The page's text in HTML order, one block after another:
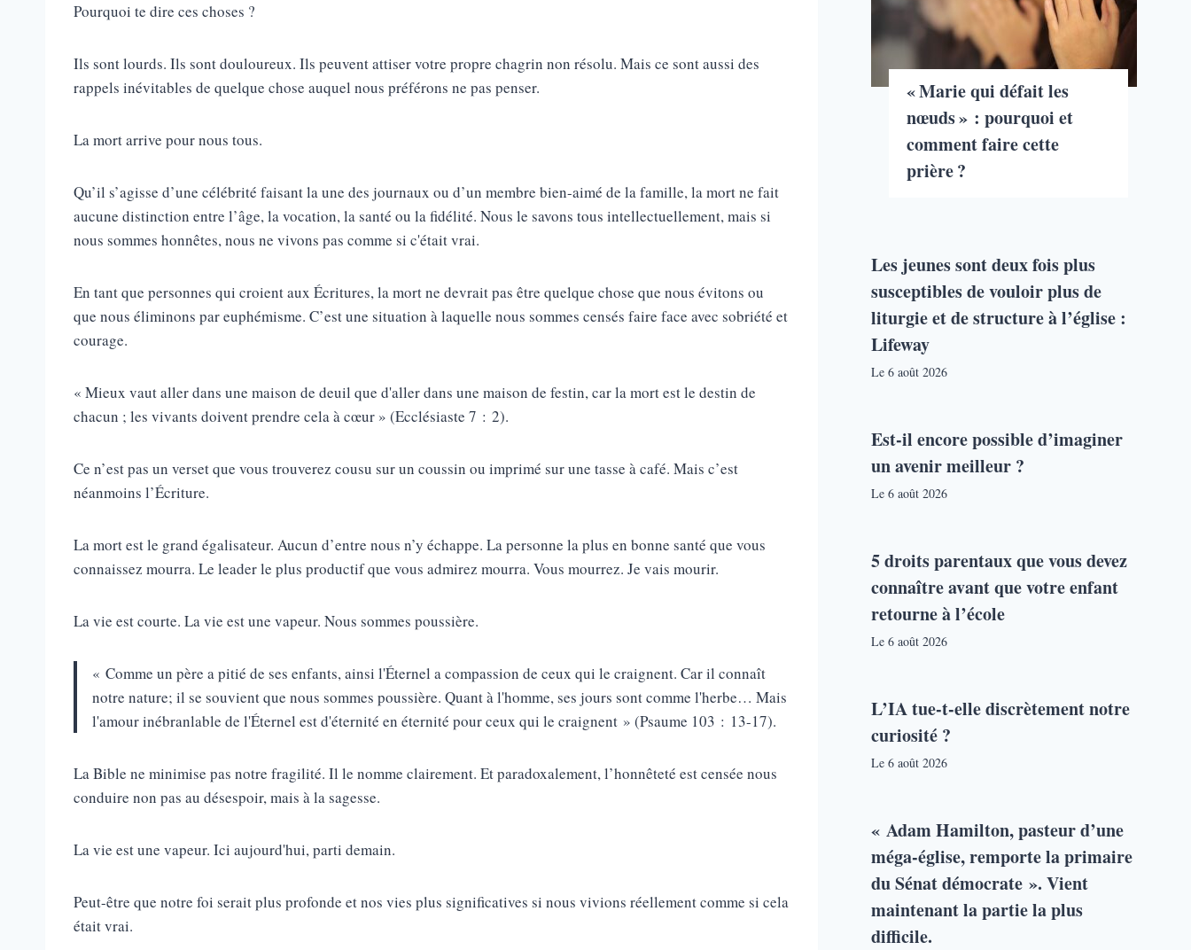
Pourquoi te dire ces choses ?
Ils sont lourds. Ils sont douloureux. Ils peuvent attiser votre propre chagrin non résolu. Mais ce sont aussi des
rappels inévitables de quelque chose auquel nous préférons ne pas penser.
La mort arrive pour nous tous.
Qu’il s’agisse d’une célébrité faisant la une des journaux ou d’un membre bien-aimé de la famille, la mort ne fait
aucune distinction entre l’âge, la vocation, la santé ou la fidélité. Nous le savons tous intellectuellement, mais si
nous sommes honnêtes, nous ne vivons pas comme si c'était vrai.
En tant que personnes qui croient aux Écritures, la mort ne devrait pas être quelque chose que nous évitons ou
que nous éliminons par euphémisme. C’est une situation à laquelle nous sommes censés faire face avec sobriété et
courage.
« Mieux vaut aller dans une maison de deuil que d'aller dans une maison de festin, car la mort est le destin de
chacun ; les vivants doivent prendre cela à cœur » (Ecclésiaste 7 : 2).
Ce n’est pas un verset que vous trouverez cousu sur un coussin ou imprimé sur une tasse à café. Mais c’est
néanmoins l’Écriture.
La mort est le grand égalisateur. Aucun d’entre nous n’y échappe. La personne la plus en bonne santé que vous
connaissez mourra. Le leader le plus productif que vous admirez mourra. Vous mourrez. Je vais mourir.
La vie est courte. La vie est une vapeur. Nous sommes poussière.
« Comme un père a pitié de ses enfants, ainsi l'Éternel a compassion de ceux qui le craignent. Car il connaît
notre nature; il se souvient que nous sommes poussière. Quant à l'homme, ses jours sont comme l'herbe… Mais
l'amour inébranlable de l'Éternel est d'éternité en éternité pour ceux qui le craignent » (Psaume 103 : 13-17).
La Bible ne minimise pas notre fragilité. Il le nomme clairement. Et paradoxalement, l’honnêteté est censée nous
conduire non pas au désespoir, mais à la sagesse.
La vie est une vapeur. Ici aujourd'hui, parti demain.
Peut-être que notre foi serait plus profonde et nos vies plus significatives si nous vivions réellement comme si cela
était vrai.
« Marie qui défait les
nœuds » : pourquoi et
comment faire cette
prière ?
Les jeunes sont deux fois plus
susceptibles de vouloir plus de
liturgie et de structure à l’église :
Lifeway
Le 6 août 2026
Est-il encore possible d’imaginer
un avenir meilleur ?
Le 6 août 2026
5 droits parentaux que vous devez
connaître avant que votre enfant
retourne à l’école
Le 6 août 2026
L’IA tue-t-elle discrètement notre
curiosité ?
Le 6 août 2026
« Adam Hamilton, pasteur d’une
méga-église, remporte la primaire
du Sénat démocrate ». Vient
maintenant la partie la plus
difficile.